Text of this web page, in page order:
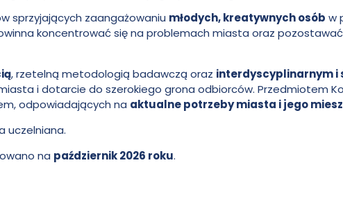
sprzyjających zaangażowaniu młodych, kreatywnych osób w
koncentrować się na problemach miasta oraz
, rzetelną metodologią badawczą oraz interdyscyplinarnym i
i dotarcie do szerokiego grona odbiorców. Przedmiotem
odpowiadających na aktualne potrzeby miasta i jego
uczelniana.
na październik 2026 roku.